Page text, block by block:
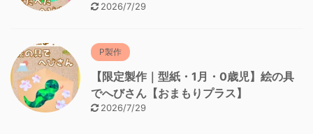
2026/7/29
P製作
【限定製作｜型紙・1月・0歳児】絵の具
でへびさん【おまもりプラス】
2026/7/29